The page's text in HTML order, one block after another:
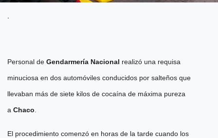
.
Personal de Gendarmería Nacional realizó una requisa
minuciosa en dos automóviles conducidos por salteños que
llevaban más de siete kilos de cocaína de máxima pureza
a Chaco
El procedimiento comenzó en horas de la tarde cuando los